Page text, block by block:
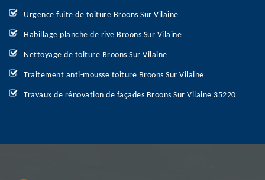
Urgence fuite de toiture Broons Sur Vilaine
Habillage planche de rive Broons Sur Vilaine
Nettoyage de toiture Broons Sur Vilaine
Traitement anti-mousse toiture Broons Sur Vilaine
Travaux de rénovation de façades Broons Sur Vilaine 35220